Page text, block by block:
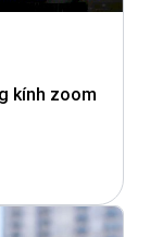
kính zoom